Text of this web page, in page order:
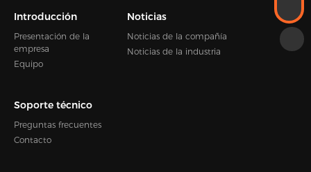
Introducción
Presentación de la
empresa
Equipo
Noticias
Noticias de la compañía
Noticias de la industria
Soporte técnico
Preguntas frecuentes
Contacto